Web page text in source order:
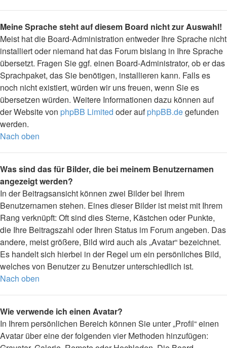
Meine Sprache steht auf diesem Board nicht zur Auswahl!
Meist hat die Board-Administration entweder Ihre Sprache nicht
installiert oder niemand hat das Forum bislang in Ihre Sprache
übersetzt. Fragen Sie ggf. einen Board-Administrator, ob er das
Sprachpaket, das Sie benötigen, installieren kann. Falls es
noch nicht existiert, würden wir uns freuen, wenn Sie es
übersetzen würden. Weitere Informationen dazu können auf
der Website von phpBB Limited oder aufphpBB.degefunden
werden.
Nach oben
Was sind das für Bilder, die bei meinem Benutzernamen
angezeigt werden?
In der Beitragsansicht können zwei Bilder bei Ihrem
Benutzernamen stehen. Eines dieser Bilder ist meist mit Ihrem
Rang verknüpft: Oft sind dies Sterne, Kästchen oder Punkte,
die Ihre Beitragszahl oder Ihren Status im Forum angeben. Das
andere, meist größere, Bild wird auch als „Avatar“ bezeichnet.
Es handelt sich hierbei in der Regel um ein persönliches Bild,
welches von Benutzer zu Benutzer unterschiedlich ist.
Nach oben
Wie verwende ich einen Avatar?
In Ihrem persönlichen Bereich können Sie unter „Profil“ einen
Avatar über eine der folgenden vier Methoden hinzufügen: